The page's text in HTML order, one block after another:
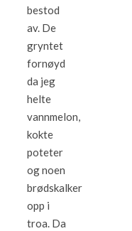
bestod
av. De
gryntet
fornøyd
da jeg
helte
vannmelon,
kokte
poteter
og noen
brødskalker
opp i
troa. Da